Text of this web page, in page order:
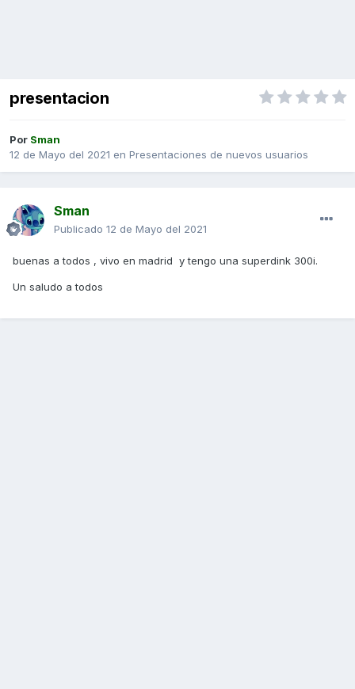
presentacion
Por Sman
12 de Mayo del 2021 en Presentaciones de nuevos usuarios
Sman
Publicado 12 de Mayo del 2021
buenas a todos , vivo en madrid y tengo una superdink 300i.
Un saludo a todos